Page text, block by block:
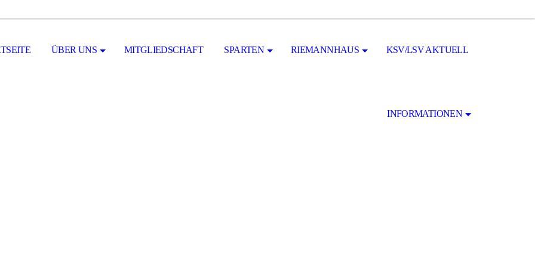
ÜBER UNS MITGLIEDSCHAFT SPARTEN RIEMANNHAUS KSV/LSV AKTUELL
INFORMATIONEN